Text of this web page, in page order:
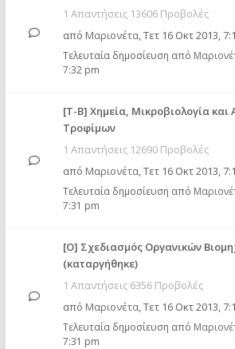
1 Απαντήσεις 13606 Προβολές
από Μαριονέτα,Τετ 16 Οκτ 2013,
Τελευταία δημοσίευση από
7:32 pm
[Τ-Β] Χημεία, Μικροβιολογία
Τροφίμων
1 Απαντήσεις 12690 Προβολές
από Μαριονέτα,Τετ 16 Οκτ 2013,
Τελευταία δημοσίευση από
7:31 pm
[Ο] Σχεδιασμός Οργανικών
(καταργήθηκε)
1 Απαντήσεις 6356 Προβολές
από Μαριονέτα,Τετ 16 Οκτ 2013,
Τελευταία δημοσίευση από
7:31 pm